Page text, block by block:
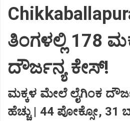
ತಿಂಗಳಲ್ಲಿ 178
ದೌರ್ಜನ್ಯ ಕೇಸ್‌!
ಮಕ್ಕಳ ಮೇಲೆ ಲೈಗಿಂಕ
ಹೆಚ್ಚು | 44 ಪೋಕ್ಸೋ, 31